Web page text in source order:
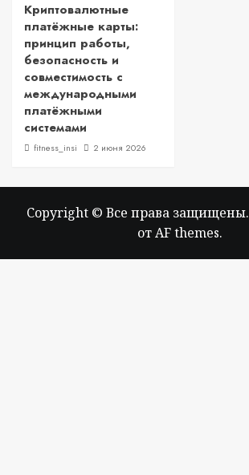
Криптовалютные
платёжные карты:
принцип работы,
безопасность и
совместимость с
международными
платёжными
системами
fitness_insi 2 июня 2026
Copyright © Все права защищены.
от AF themes.